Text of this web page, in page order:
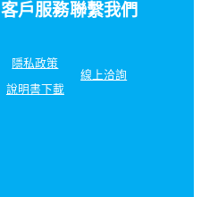
客戶服務
隱私政策
說明書下載
聯繫我們
線上洽詢